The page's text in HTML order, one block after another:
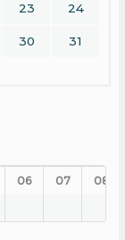
23 24
30 31
06 07 08